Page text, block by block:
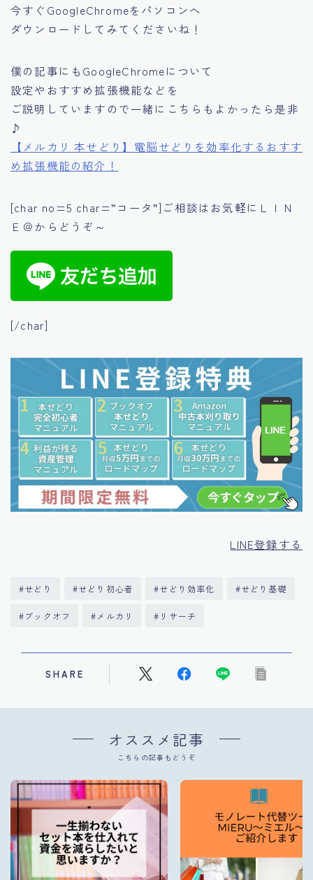
今すぐGoogleChromeをパソコンへ
ダウンロードしてみてくださいね！
僕の記事にもGoogleChromeについて
設定やおすすめ拡張機能などを
ご説明していますので一緒にこちらもよかったら是非
♪
【メルカリ 本せどり】電脳せどりを効率化するおすす
め拡張機能の紹介！
[char no=5 char=”コータ”]ご相談はお気軽にＬＩＮ
Ｅ＠からどうぞ～
[/char]
LINE登録する
#せどり #せどり初心者 #せどり効率化 #せどり基礎
#ブックオフ #メルカリ #リサーチ
SHARE
オススメ記事
こちらの記事もどうぞ